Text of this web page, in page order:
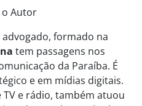
Autor
formado na
tem passagens nos
da Paraíba. É
e em mídias digitais.
e rádio, também atuou